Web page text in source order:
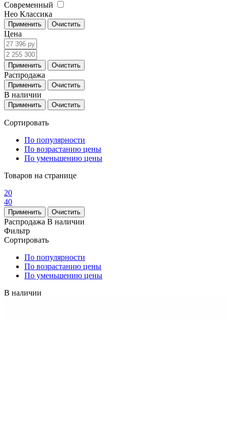
Современный
Нео Классика
Цена
Распродажа
В наличии
Сортировать
По популярности
По возрастанию цены
По уменьшению цены
Товаров на странице
20
40
Распродажа В наличии
Фильтр
Сортировать
По популярности
По возрастанию цены
По уменьшению цены
В наличии